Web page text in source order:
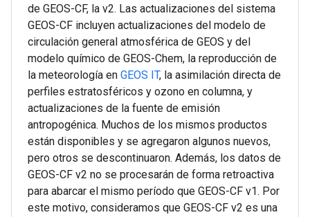
de GEOS-CF, la v2. Las actualizaciones del sistema
GEOS-CF incluyen actualizaciones del modelo de
circulación general atmosférica de GEOS y del
modelo químico de GEOS-Chem, la reproducción de
la meteorología en GEOS IT, la asimilación directa de
perfiles estratosféricos y ozono en columna, y
actualizaciones de la fuente de emisión
antropogénica. Muchos de los mismos productos
están disponibles y se agregaron algunos nuevos,
pero otros se descontinuaron. Además, los datos de
GEOS-CF v2 no se procesarán de forma retroactiva
para abarcar el mismo período que GEOS-CF v1. Por
este motivo, consideramos que GEOS-CF v2 es una